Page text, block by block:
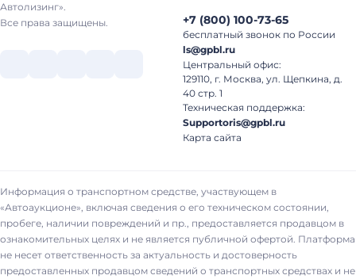
Автолизинг».
Все права защищены.
+7 (800) 100-73-65
бесплатный звонок по России
ls@gpbl.ru
Центральный офис:
129110, г. Москва, ул. Щепкина, д.
40 стр. 1
Техническая поддержка:
Supportoris@gpbl.ru
Карта сайта
Информация о транспортном средстве, участвующем в
«Автоаукционе», включая сведения о его техническом состоянии,
пробеге, наличии повреждений и пр., предоставляется продавцом в
ознакомительных целях и не является публичной офертой. Платформа
не несет ответственность за актуальность и достоверность
предоставленных продавцом сведений о транспортных средствах и не